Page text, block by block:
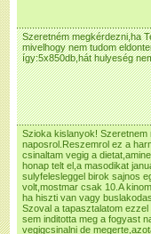
Szeretném megkérdezni,ha
mivelhogy nem tudom
így:5x850db,hát hulyeség
Szioka kislanyok!
naposrol.Reszemrol ez a
csinaltam vegig a
honap telt el,a masodikat
sulyfelesleggel birok sajnos
volt,mostmar csak 10.A
ha hiszti van vagy
Szoval a tapasztalatom
sem inditotta meg a fogyast
vegigcsinalni de